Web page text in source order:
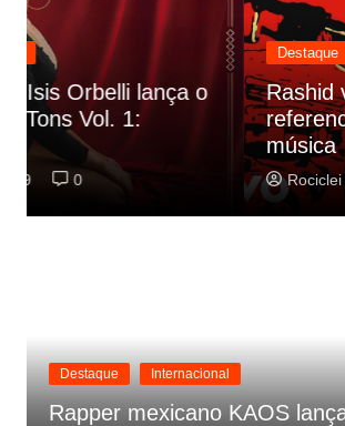
Destaque Lançamentos
Rashid vai buscar nos HQs
referencias do clipe de sua
música
Rociclei 22/01/2019 0
Destaque Internacional
Rapper mexicano KAOS